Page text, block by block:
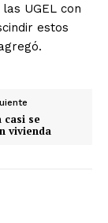
UGEL con
estos
casi se
vivienda